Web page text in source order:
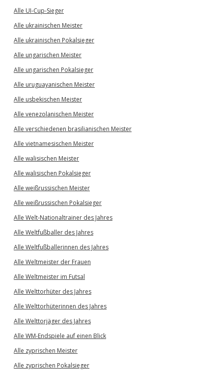
Alle UI-Cup-Sieger
Alle ukrainischen Meister
Alle ukrainischen Pokalsieger
Alle ungarischen Meister
Alle ungarischen Pokalsieger
Alle uruguayanischen Meister
Alle usbekischen Meister
Alle venezolanischen Meister
Alle verschiedenen brasilianischen Meister
Alle vietnamesischen Meister
Alle walisischen Meister
Alle walisischen Pokalsieger
Alle weißrussischen Meister
Alle weißrussischen Pokalsieger
Alle Welt-Nationaltrainer des Jahres
Alle Weltfußballer des Jahres
Alle Weltfußballerinnen des Jahres
Alle Weltmeister der Frauen
Alle Weltmeister im Futsal
Alle Welttorhüter des Jahres
Alle Welttorhüterinnen des Jahres
Alle Welttorjäger des Jahres
Alle WM-Endspiele auf einen Blick
Alle zyprischen Meister
Alle zyprischen Pokalsieger